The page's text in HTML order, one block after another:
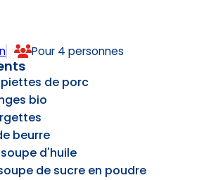
Pour 4 personnes
de porc
bio
beurre
d'huile
de sucre en poudre